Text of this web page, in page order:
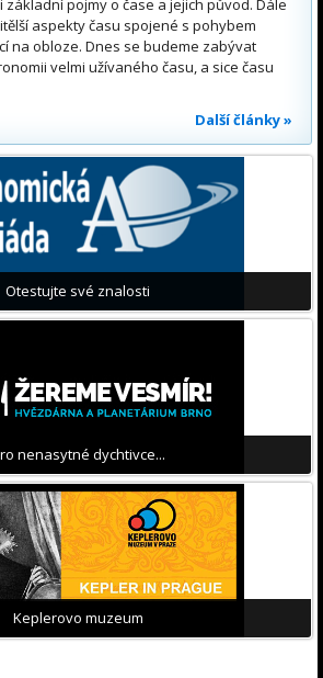
základní pojmy o čase a jejich původ. Dále
aspekty času spojené s pohybem
na obloze. Dnes se budeme zabývat
velmi užívaného času, a sice času
Další články »
Otestujte své znalosti
nenasytné dychtivce...
Keplerovo muzeum